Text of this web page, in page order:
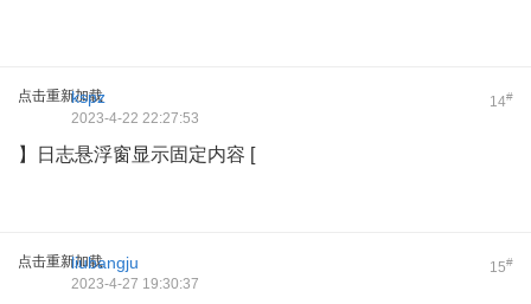
点击重新加载 14#
kspz
2023-4-22 22:27:53
】日志悬浮窗显示固定内容 [
点击重新加载 15#
liubangju
2023-4-27 19:30:37